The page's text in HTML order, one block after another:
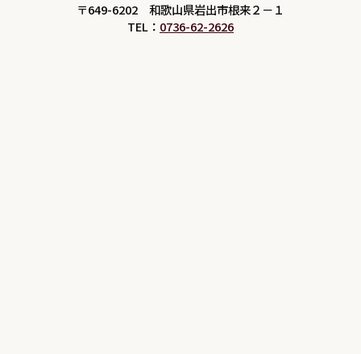
〒649-6202 和歌山県岩出市根来２－１
TEL： 0736-62-2626